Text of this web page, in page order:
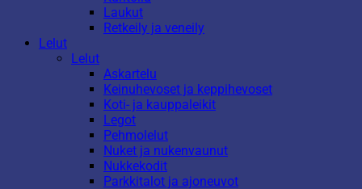
Laukut
Retkeily ja veneily
Lelut
Lelut
Askartelu
Keinuhevoset ja keppihevoset
Koti- ja kauppaleikit
Legot
Pehmolelut
Nuket ja nukenvaunut
Nukkekodit
Parkkitalot ja ajoneuvot